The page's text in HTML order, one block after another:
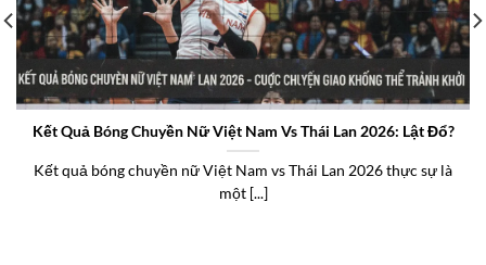
Kết Quả Bóng Chuyền Nữ Việt Nam Vs Thái Lan 2026: Lật Đổ?
Kết quả bóng chuyền nữ Việt Nam vs Thái Lan 2026 thực sự là
một [...]